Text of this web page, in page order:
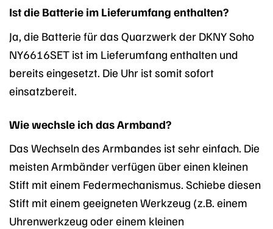
Ist die Batterie im Lieferumfang enthalten?
Ja, die Batterie für das Quarzwerk der DKNY Soho
NY6616SET ist im Lieferumfang enthalten und
bereits eingesetzt. Die Uhr ist somit sofort
einsatzbereit.
Wie wechsle ich das Armband?
Das Wechseln des Armbandes ist sehr einfach. Die
meisten Armbänder verfügen über einen kleinen
Stift mit einem Federmechanismus. Schiebe diesen
Stift mit einem geeigneten Werkzeug (z.B. einem
Uhrenwerkzeug oder einem kleinen